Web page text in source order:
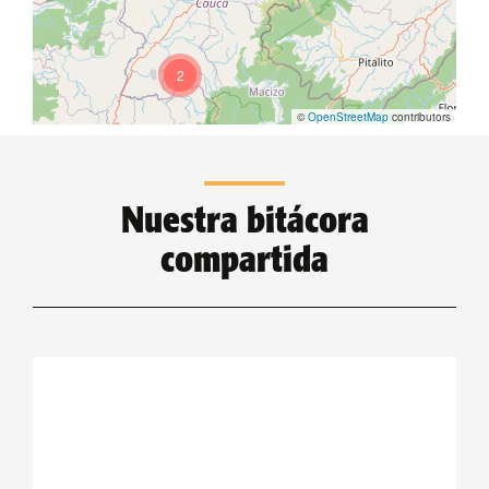
2
© OpenStreetMap contributors
Nuestra bitácora
compartida